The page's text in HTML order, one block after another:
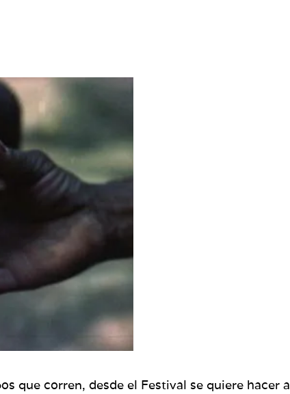
que corren, desde el Festival se quiere hacer